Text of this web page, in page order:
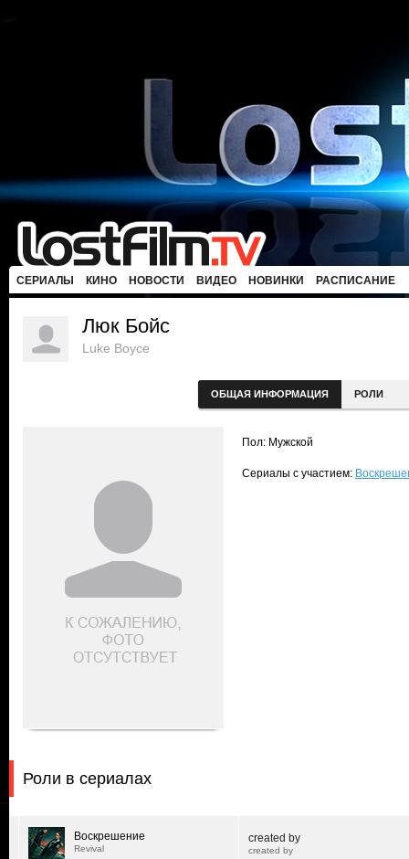
СЕРИАЛЫ КИНО НОВОСТИ ВИДЕО НОВИНКИ РАСПИСАНИЕ
Люк Бойс
Luke Boyce
ОБЩАЯ ИНФОРМАЦИЯ РОЛИ
Пол: Мужской
Сериалы с участием:
Роли в сериалах
Воскрешение
Revival
created by
created by